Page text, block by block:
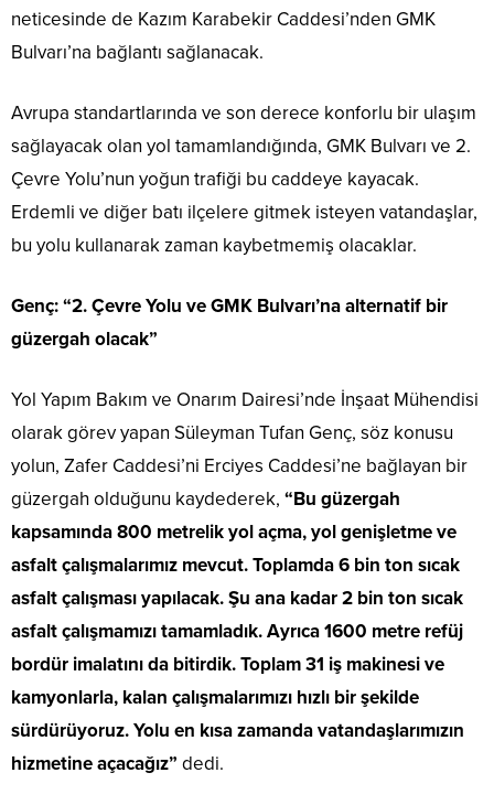
neticesinde de Kazım Karabekir Caddesi’nden GMK
Bulvarı’na bağlantı sağlanacak.
Avrupa standartlarında ve son derece konforlu bir ulaşım
sağlayacak olan yol tamamlandığında, GMK Bulvarı ve 2.
Çevre Yolu’nun yoğun trafiği bu caddeye kayacak.
Erdemli ve diğer batı ilçelere gitmek isteyen vatandaşlar,
bu yolu kullanarak zaman kaybetmemiş olacaklar.
Genç: “2. Çevre Yolu ve GMK Bulvarı’na alternatif bir
güzergah olacak”
Yol Yapım Bakım ve Onarım Dairesi’nde İnşaat Mühendisi
olarak görev yapan Süleyman Tufan Genç, söz konusu
yolun, Zafer Caddesi’ni Erciyes Caddesi’ne bağlayan bir
güzergah olduğunu kaydederek, “Bu güzergah
kapsamında 800 metrelik yol açma, yol genişletme ve
asfalt çalışmalarımız mevcut. Toplamda 6 bin ton sıcak
asfalt çalışması yapılacak. Şu ana kadar 2 bin ton sıcak
asfalt çalışmamızı tamamladık. Ayrıca 1600 metre refüj
bordür imalatını da bitirdik. Toplam 31 iş makinesi ve
kamyonlarla, kalan çalışmalarımızı hızlı bir şekilde
sürdürüyoruz. Yolu en kısa zamanda vatandaşlarımızın
hizmetine açacağız” dedi.